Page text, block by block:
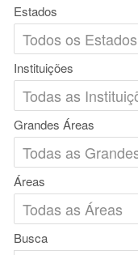
Estados
Instituições
Grandes Áreas
Áreas
Busca